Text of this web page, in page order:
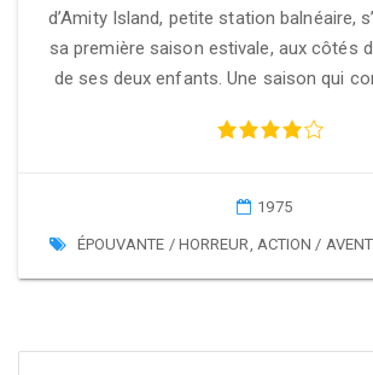
d’Amity Island, petite station balnéaire,
sa première saison estivale, aux côtés
de ses deux enfants. Une saison qui
1975
ÉPOUVANTE / HORREUR, ACTION /